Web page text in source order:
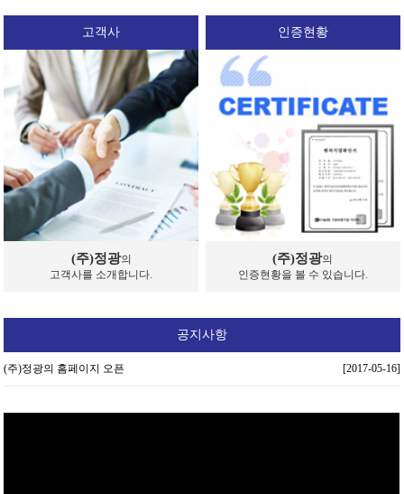
고객사
(주)정광의
고객사를 소개합니다.
인증현황
(주)정광의
인증현황을 볼 수 있습니다.
공지사항
(주)정광의 홈페이지 오픈 [2017-05-16]